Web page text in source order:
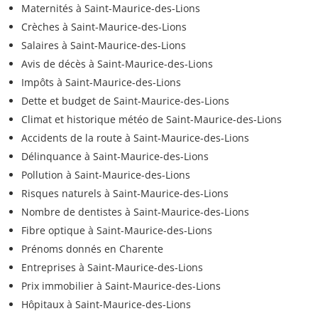
Maternités à Saint-Maurice-des-Lions
Crèches à Saint-Maurice-des-Lions
Salaires à Saint-Maurice-des-Lions
Avis de décès à Saint-Maurice-des-Lions
Impôts à Saint-Maurice-des-Lions
Dette et budget de Saint-Maurice-des-Lions
Climat et historique météo de Saint-Maurice-des-Lions
Accidents de la route à Saint-Maurice-des-Lions
Délinquance à Saint-Maurice-des-Lions
Pollution à Saint-Maurice-des-Lions
Risques naturels à Saint-Maurice-des-Lions
Nombre de dentistes à Saint-Maurice-des-Lions
Fibre optique à Saint-Maurice-des-Lions
Prénoms donnés en Charente
Entreprises à Saint-Maurice-des-Lions
Prix immobilier à Saint-Maurice-des-Lions
Hôpitaux à Saint-Maurice-des-Lions